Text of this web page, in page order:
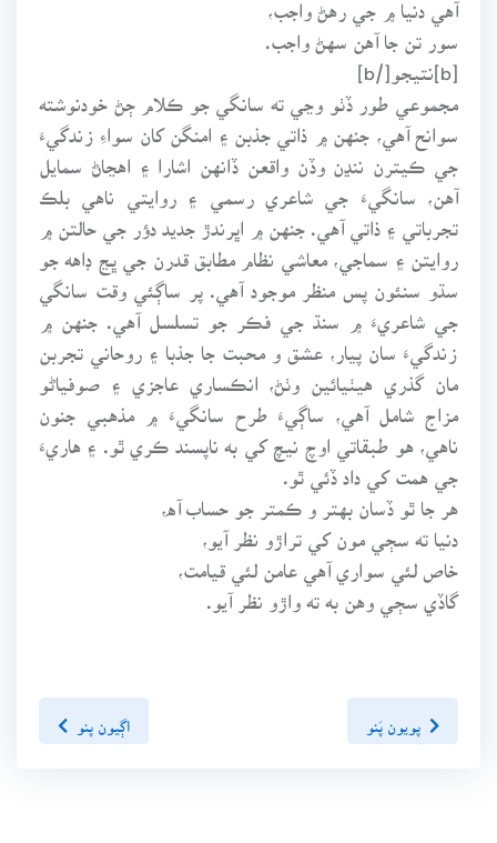
سور تن جا آهن سهڻ واجب.
[b]نتيجو[/b]
مجموعي طور ڏٺو وڃي ته سانگي جو ڪلام ڄڻ خودنوشته
سوانح آهي، جنهن ۾ ذاتي جذبن ۽ امنگن کان سواءِ زندگيءَ
جي ڪيترن ننڍن وڏن واقعن ڏانهن اشارا ۽ اهڃاڻ سمايل
آهن، سانگيءَ جي شاعري رسمي ۽ روايتي ناهي بلڪ
تجرباتي ۽ ذاتي آهي. جنهن ۾ اڀرندڙ جديد دؤر جي حالتن ۾
روايتن ۽ سماجي، معاشي نظام مطابق قدرن جي ڀڃ ڊاهه جو
سڌو سنئون پس منظر موجود آهي. پر ساڳئي وقت سانگي
جي شاعريءَ ۾ سنڌ جي فڪر جو تسلسل آهي. جنهن ۾
زندگيءَ سان پيار، عشق و محبت جا جذبا ۽ روحاني تجربن
مان گذري هيٺيائين وٺڻ، انڪساري عاجزي ۽ صوفياڻو
مزاج شامل آهي، ساڳيءَ طرح سانگيءَ ۾ مذهبي جنون
ناهي، هو طبقاتي اوچ نيچ کي به ناپسند ڪري ٿو. ۽ هاريءَ
جي همت کي داد ڏئي ٿو.
هر جا ٿو ڏسان بهتر و ڪمتر جو حساب آه،
دنيا ته سڄي مون کي تراڙو نظر آيو،
خاص لئي سواري آهي عامن لئي قيامت،
گاڏي سڄي وهن به ته واڙو نظر آيو.
اڳيون پنو